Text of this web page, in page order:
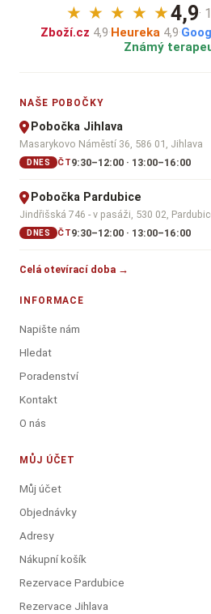
★ ★ ★ ★ ★4,9·
Zboží.cz 4,9·Heureka 4,9·
Známý
NAŠE POBOČKY
Pobočka Jihlava
Masarykovo Náměstí 36, 586 01, Jihlava
DNES ČT9:30–12:00 · 13:00–16:00
Pobočka Pardubice
Jindřišská 746 - v pasáži, 530 02,
DNES ČT9:30–12:00 · 13:00–16:00
Celá otevírací doba →
INFORMACE
Napište nám
Hledat
Poradenství
Kontakt
O nás
MŮJ ÚČET
Můj účet
Objednávky
Adresy
Nákupní košík
Rezervace Pardubice
Rezervace Jihlava